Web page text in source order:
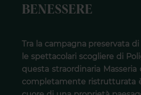
BENESSERE
Tra la campagna preservata
le spettacolari scogliere di
questa straordinaria Masseria
completamente ristrutturata